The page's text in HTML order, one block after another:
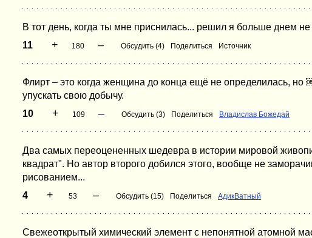
В тот день, когда ты мне приснилась... решил я больше днeм не
11
+ 180 – Обсудить (4) Поделиться Источник
Флирт – это когда женщина до конца ещё не определилась, но
упускать свою добычу.
10
+ 109 – Обсудить (3) Поделиться Владислав Божедай
Два самых переоцененных шедевра в истории мировой
квадрат". Но автор второго добился этого, вообще не
рисованием...
4
+ 53 – Обсудить (15) Поделиться АдикВатный
Свежеоткрытый химический элемент с непонятной атомной